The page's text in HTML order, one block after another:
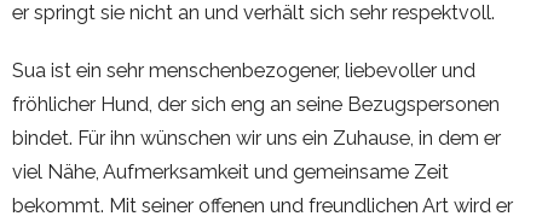
er springt sie nicht an und verhält sich sehr respektvoll.
Sua ist ein sehr menschenbezogener, liebevoller und
fröhlicher Hund, der sich eng an seine Bezugspersonen
bindet. Für ihn wünschen wir uns ein Zuhause, in dem er
viel Nähe, Aufmerksamkeit und gemeinsame Zeit
bekommt. Mit seiner offenen und freundlichen Art wird er